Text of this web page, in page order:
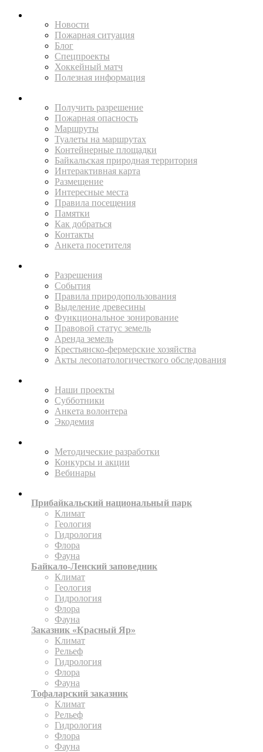
Новости
Пожарная ситуация
Блог
Спецпроекты
Хоккейный матч
Полезная информация
Получить разрешение
Пожарная опасность
Маршруты
Туалеты на маршрутах
Контейнерные площадки
Байкальская природная территория
Интерактивная карта
Размещение
Интересные места
Правила посещения
Памятки
Как добраться
Контакты
Анкета посетителя
Разрешения
События
Правила природопользования
Выделение древесины
Функциональное зонирование
Правовой статус земель
Аренда земель
Крестьянско-фермерские хозяйства
Акты лесопатологичесткого обследования
Наши проекты
Субботники
Анкета волонтера
Экодемия
Методические разработки
Конкурсы и акции
Вебинары
Прибайкальский национальный парк
Климат
Геология
Гидрология
Флора
Фауна
Байкало-Ленский заповедник
Климат
Геология
Гидрология
Флора
Фауна
Заказник «Красный Яр»
Климат
Рельеф
Гидрология
Флора
Фауна
Тофаларский заказник
Климат
Рельеф
Гидрология
Флора
Фауна